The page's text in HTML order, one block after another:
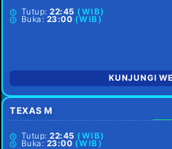
Tutup:22:45 (WIB)
Buka: 23:00 (WIB)
KUNJUNGI
TEXAS M
Tutup:22:45 (WIB)
Buka: 23:00 (WIB)